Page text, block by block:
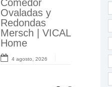
Comedor
Ovaladas y
Redondas
Mersch | VICAL
Home
4 agosto, 2026
Salón
Comedor:
Estilo Industrial
Cálido con la
Colección
Althaus y
Aikema